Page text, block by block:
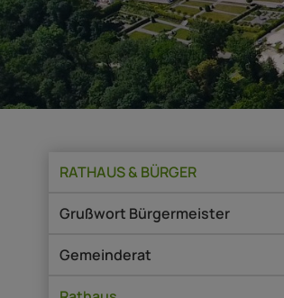
RATHAUS & BÜRGER
Grußwort Bürgermeister
Gemeinderat